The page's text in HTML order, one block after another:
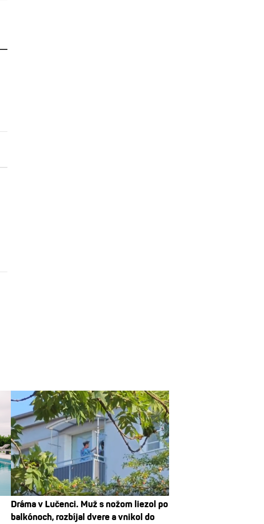
Dráma v Lučenci. Muž s nožom liezol po
balkónoch, rozbíjal dvere a vnikol do